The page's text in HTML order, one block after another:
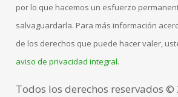
por lo que hacemos un esfuerzo
salvaguardarla. Para más información
de los derechos que puede hacer valer,
aviso de privacidad integral.
Todos los derechos reservados ©